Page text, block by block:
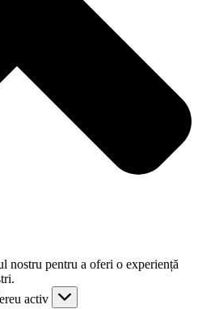
nostru pentru a oferi o experiență
activ